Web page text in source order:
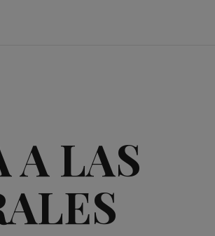
A LAS